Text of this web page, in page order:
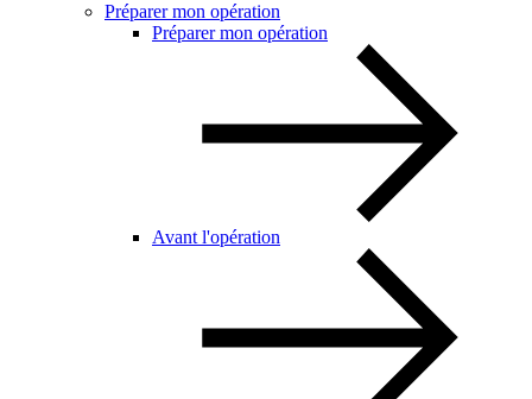
Préparer mon opération
Préparer mon opération
Avant l'opération